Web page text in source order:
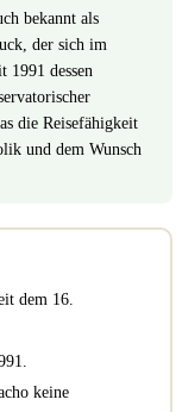
bekannt als
der sich im
1991 dessen
die Reisefähigkeit
und dem Wunsch
dem 16.
keine